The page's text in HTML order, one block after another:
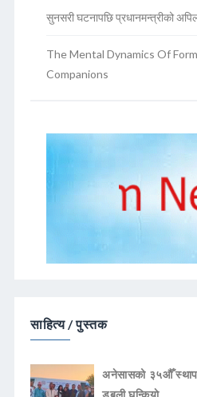
सुनसरी घटनापछि प्रधानमन्त्रीको
The Mental Dynamics Of
Companions
साहित्य / पुस्तक
अनेसासको ३५औँ
डबली घन्कियाे